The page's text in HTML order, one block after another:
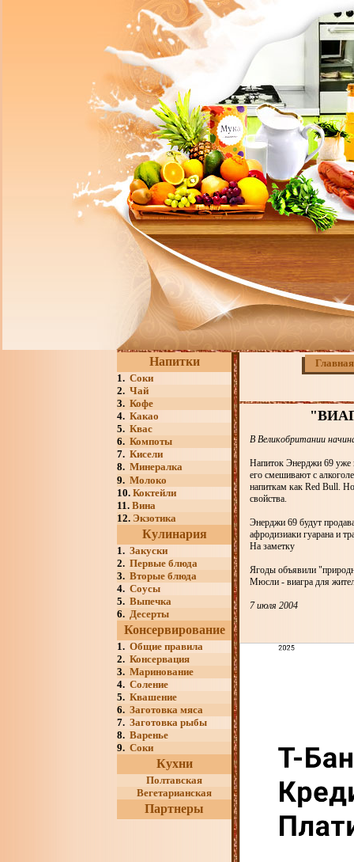
Напитки
1. Соки
2. Чай
3. Кофе
4. Какао
5. Квас
6. Компоты
7. Кисели
8. Минералка
9. Молоко
10. Коктейли
11. Вина
12. Экзотика
Кулинария
1. Закуски
2. Первые блюда
3. Вторые блюда
4. Соусы
5. Выпечка
6. Десерты
Консервирование
1. Общие правила
2. Консервация
3. Маринование
4. Соление
5. Квашение
6. Заготовка мяса
7. Заготовка рыбы
8. Варенье
9. Соки
Кухни
Полтавская
Вегетарианская
Партнеры
Главная
В Великобритании
Напиток Энерджи 69 уже
его смешивают с
напиткам как Red Bull.
свойства.
Энерджи 69 будут
афродизиаки гуарана и
На заметку
Ягоды объявили
Мюсли - виагра для
7 июля 2004